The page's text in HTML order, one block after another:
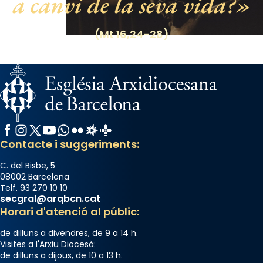
de Barcelona.
2 weeks ago
Aquest dilluns, 27 de juliol, ha tingut lloc la
comitè organitzador de la visita apostòlica
del Sant Pare Lleó XIV a Barcelona, i als
col·laboradors, a la Catedral de Barcelona.
L’arquebisbe de Barcelona, el cardenal Joan
Josep Omella, ha presidit la missa i l’ha
concelebrat el bisbe auxiliar de Barcelona,
Mons. David Abadías.
📸 Dr. G. Simón
Photo
View on Facebook · Share
Arquebisbat de Barcelona
2 weeks ago
(Mt 16,24-28)
Facebook
Instagram
X / Twitter
YouTube
WhatsApp
FlickrRadio Estel
Catalunya Cristiana
Contacte i suggeriments:
C. del Bisbe, 5
08002 Barcelona
Telf. 93 270 10 10
secgral@arqbcn.cat
Horari d'atenció al públic:
de dilluns a divendres, de 9 a 14 h.
Visites a l'Arxiu Diocesà:
de dilluns a dijous, de 10 a 13 h.